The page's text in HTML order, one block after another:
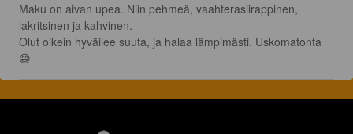
Maku on aivan upea. Niin pehmeä, vaahterasiirappinen,
lakritsinen ja kahvinen.
Olut oikein hyväilee suuta, ja halaa lämpimästi. Uskomatonta
😅